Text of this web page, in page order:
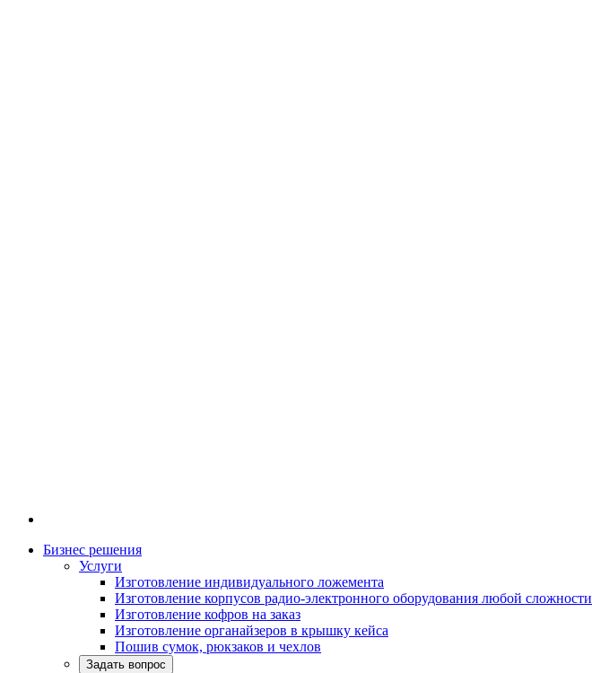
Бизнес решения
Услуги
Изготовление индивидуального ложемента
Изготовление корпусов радио-электронного оборудования любой сложности
Изготовление кофров на заказ
Изготовление органайзеров в крышку кейса
Пошив сумок, рюкзаков и чехлов
Задать вопрос